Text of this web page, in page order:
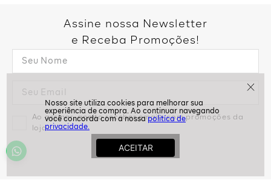
politíca de
privacidade.
Assine nossa Newsletter
e Receba Promoções!
Ao assinar, aceito receber emails com promoções da
loja
ASSINAR